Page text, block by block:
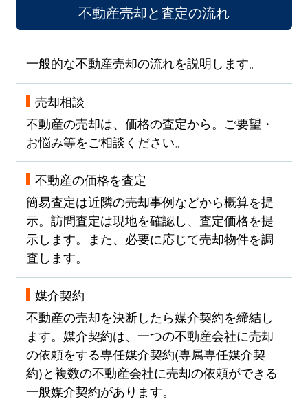
不動産売却と査定の流れ
一般的な不動産売却の流れを説明します。
売却相談
不動産の売却は、価格の査定から。ご要望・
お悩み等をご相談ください。
不動産の価格を査定
簡易査定は近隣の売却事例などから概算を提
示。訪問査定は現地を確認し、査定価格を提
示します。また、必要に応じて売却物件を調
査します。
媒介契約
不動産の売却を決断したら媒介契約を締結し
ます。媒介契約は、一つの不動産会社に売却
の依頼をする専任媒介契約(専属専任媒介契
約)と複数の不動産会社に売却の依頼ができる
一般媒介契約があります。